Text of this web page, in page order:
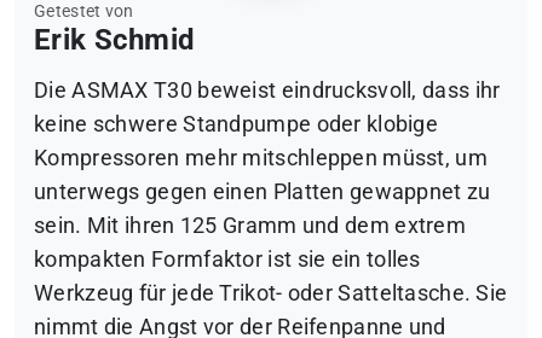
Getestet von
Erik Schmid
Die ASMAX T30 beweist eindrucksvoll, dass ihr
keine schwere Standpumpe oder klobige
Kompressoren mehr mitschleppen müsst, um
unterwegs gegen einen Platten gewappnet zu
sein. Mit ihren 125 Gramm und dem extrem
kompakten Formfaktor ist sie ein tolles
Werkzeug für jede Trikot- oder Satteltasche. Sie
nimmt die Angst vor der Reifenpanne und